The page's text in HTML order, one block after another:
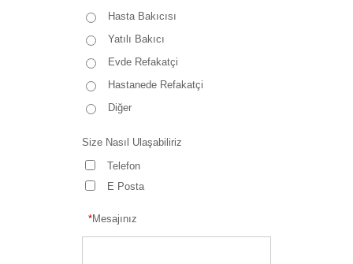
Hasta Bakıcısı
Yatılı Bakıcı
Evde Refakatçi
Hastanede Refakatçi
Diğer
Size Nasıl Ulaşabiliriz
Telefon
E Posta
*Mesajınız